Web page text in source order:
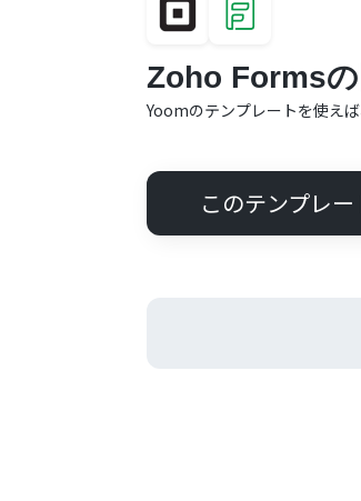
Zoho Forms
Yoomのテンプレートを使え
このテンプレ